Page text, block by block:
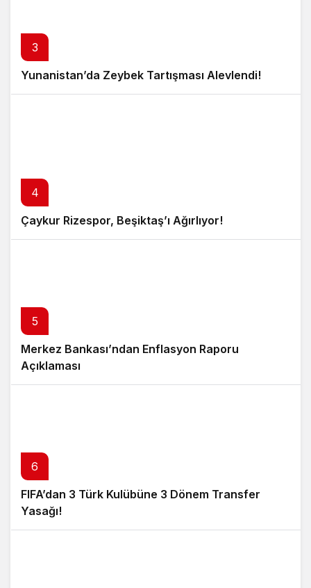
3
Yunanistan’da Zeybek Tartışması Alevlendi!
4
Çaykur Rizespor, Beşiktaş’ı Ağırlıyor!
5
Merkez Bankası’ndan Enflasyon Raporu
Açıklaması
6
FIFA’dan 3 Türk Kulübüne 3 Dönem Transfer
Yasağı!